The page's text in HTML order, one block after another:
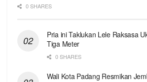
0 SHARES
Pria ini Taklukan Lele Raksasa
Tiga Meter
0 SHARES
Wali Kota Padang Resmikan